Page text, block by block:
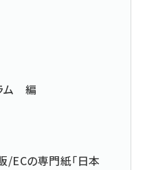
ム 編
/ECの専門紙「日本